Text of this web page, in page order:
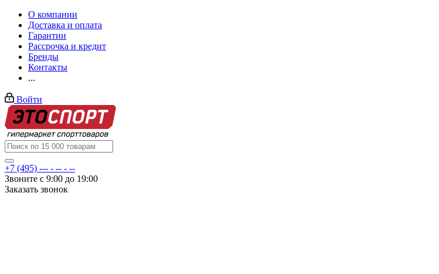
О компании
Доставка и оплата
Гарантии
Рассрочка и кредит
Бренды
Контакты
...
Войти
+7 (495) --- - -- - --
Звоните с 9:00 до 19:00
Заказать звонок